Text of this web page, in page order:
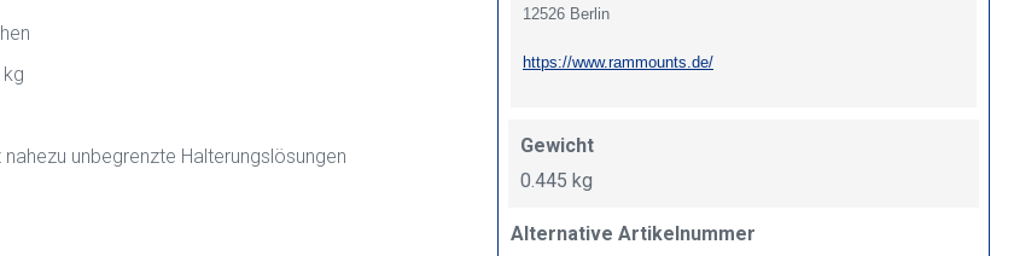
unbegrenzte Halterungslösungen
12526 Berlin
https://www.rammounts.de/
Gewicht
0.445 kg
Alternative Artikelnummer